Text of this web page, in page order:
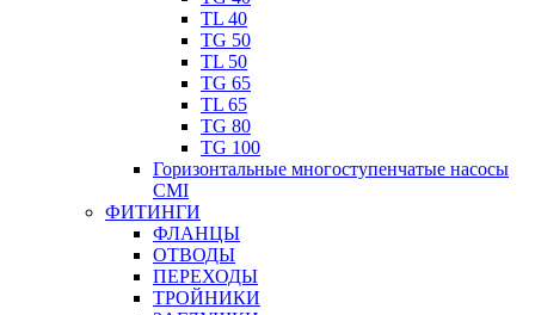
TL 40
TG 50
TL 50
TG 65
TL 65
TG 80
TG 100
Горизонтальные многоступенчатые насосы
CMI
ФИТИНГИ
ФЛАНЦЫ
ОТВОДЫ
ПЕРЕХОДЫ
ТРОЙНИКИ